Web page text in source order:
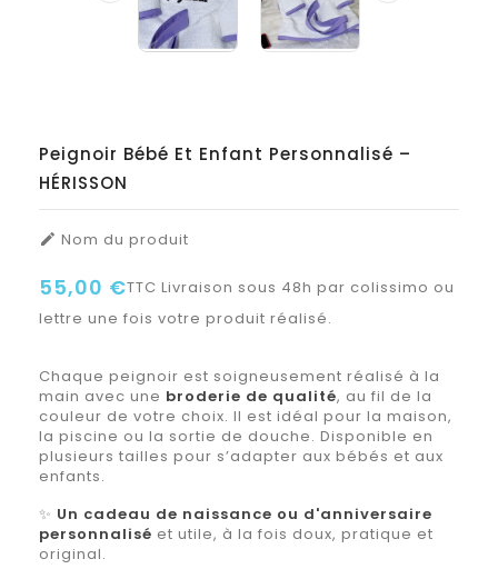
Peignoir Bébé Et Enfant Personnalisé –
HÉRISSON
 Nom du produit
55,00 €TTC Livraison sous 48h par colissimo ou
lettre une fois votre produit réalisé.
Chaque peignoir est soigneusement réalisé à la
main avec une broderie de qualité, au fil de la
couleur de votre choix. Il est idéal pour la maison,
la piscine ou la sortie de douche. Disponible en
plusieurs tailles pour s’adapter aux bébés et aux
enfants.
✨ Un cadeau de naissance ou d'anniversaire
personnalisé et utile, à la fois doux, pratique et
original.